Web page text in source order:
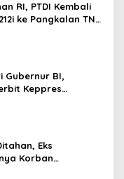
RI, PTDI Kembali
ke Pangkalan TNI
Gubernur BI,
Keppres
Hormat
Eks
Korban